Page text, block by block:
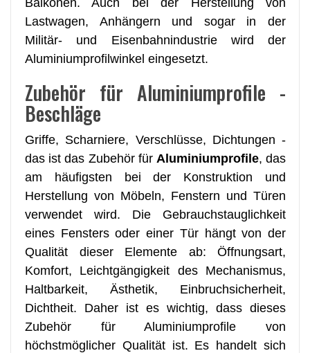
Lastwagen, Anhängern und sogar in der
Militär- und Eisenbahnindustrie wird der
Aluminiumprofilwinkel eingesetzt.
Zubehör für Aluminiumprofile -
Beschläge
Griffe, Scharniere, Verschlüsse, Dichtungen -
das ist das Zubehör für Aluminiumprofile, das
am häufigsten bei der Konstruktion und
Herstellung von Möbeln, Fenstern und Türen
verwendet wird. Die Gebrauchstauglichkeit
eines Fensters oder einer Tür hängt von der
Qualität dieser Elemente ab: Öffnungsart,
Komfort, Leichtgängigkeit des Mechanismus,
Haltbarkeit, Ästhetik, Einbruchsicherheit,
Dichtheit. Daher ist es wichtig, dass dieses
Zubehör für Aluminiumprofile von
höchstmöglicher Qualität ist. Es handelt sich